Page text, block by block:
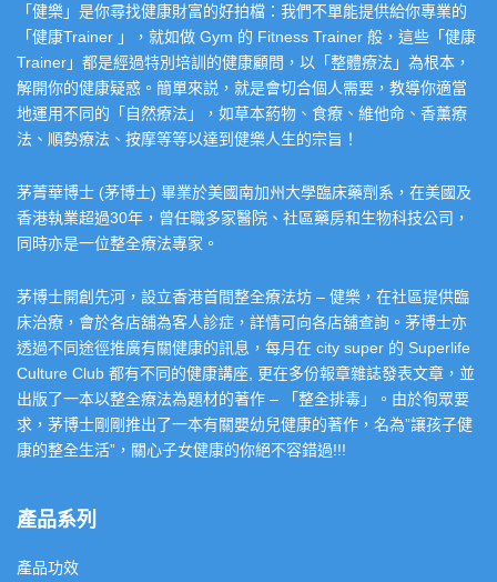
「健樂」是你尋找健康財富的好拍檔：我們不單能提供給你專業的
「健康Trainer 」，就如做 Gym 的 Fitness Trainer 般，這些「健康
Trainer」都是經過特別培訓的健康顧問，以「整體療法」為根本，
解開你的健康疑惑。簡單來説，就是會切合個人需要，教導你適當
地運用不同的「自然療法」，如草本葯物、食療、維他命、香薰療
法、順勢療法、按摩等等以達到健樂人生的宗旨！
茅菁華博士 (茅博士) 畢業於美國南加州大學臨床藥劑系，在美國及
香港執業超過30年，曾任職多家醫院、社區藥房和生物科技公司，
同時亦是一位整全療法專家。
茅博士開創先河，設立香港首間整全療法坊 – 健樂，在社區提供臨
床治療，會於各店舖為客人診症，詳情可向各店舖查詢。茅博士亦
透過不同途徑推廣有關健康的訊息，每月在 city super 的 Superlife
Culture Club 都有不同的健康講座, 更在多份報章雜誌發表文章，並
出版了一本以整全療法為題材的著作 – 「整全排毒」。由於徇眾要
求，茅博士剛剛推出了一本有關嬰幼兒健康的著作，名為”讓孩子健
康的整全生活”，關心子女健康的你絕不容錯過!!!
產品系列
產品功效